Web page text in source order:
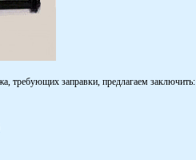
требующих заправки, предлагаем заключить: